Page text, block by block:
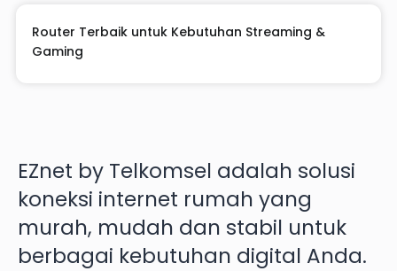
Router Terbaik untuk Kebutuhan Streaming &
Gaming
EZnet by Telkomsel adalah solusi
koneksi internet rumah yang
murah, mudah dan stabil untuk
berbagai kebutuhan digital Anda.